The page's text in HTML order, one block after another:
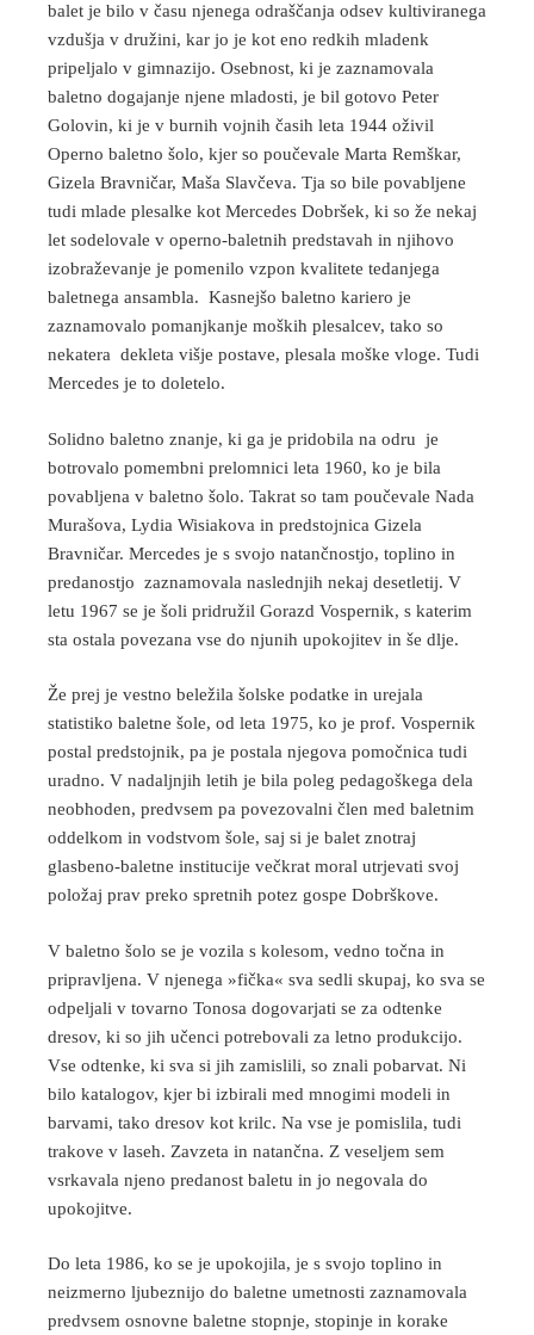
balet je bilo v času njenega odraščanja odsev kultiviranega
vzdušja v družini, kar jo je kot eno redkih mladenk
pripeljalo v gimnazijo. Osebnost, ki je zaznamovala
baletno dogajanje njene mladosti, je bil gotovo Peter
Golovin, ki je v burnih vojnih časih leta 1944 oživil
Operno baletno šolo, kjer so poučevale Marta Remškar,
Gizela Bravničar, Maša Slavčeva. Tja so bile povabljene
tudi mlade plesalke kot Mercedes Dobršek, ki so že nekaj
let sodelovale v operno-baletnih predstavah in njihovo
izobraževanje je pomenilo vzpon kvalitete tedanjega
baletnega ansambla. Kasnejšo baletno kariero je
zaznamovalo pomanjkanje moških plesalcev, tako so
nekatera dekleta višje postave, plesala moške vloge. Tudi
Mercedes je to doletelo.
Solidno baletno znanje, ki ga je pridobila na odru je
botrovalo pomembni prelomnici leta 1960, ko je bila
povabljena v baletno šolo. Takrat so tam poučevale Nada
Murašova, Lydia Wisiakova in predstojnica Gizela
Bravničar. Mercedes je s svojo natančnostjo, toplino in
predanostjo zaznamovala naslednjih nekaj desetletij. V
letu 1967 se je šoli pridružil Gorazd Vospernik, s katerim
sta ostala povezana vse do njunih upokojitev in še dlje.
Že prej je vestno beležila šolske podatke in urejala
statistiko baletne šole, od leta 1975, ko je prof. Vospernik
postal predstojnik, pa je postala njegova pomočnica tudi
uradno. V nadaljnjih letih je bila poleg pedagoškega dela
neobhoden, predvsem pa povezovalni člen med baletnim
oddelkom in vodstvom šole, saj si je balet znotraj
glasbeno-baletne institucije večkrat moral utrjevati svoj
položaj prav preko spretnih potez gospe Dobrškove.
V baletno šolo se je vozila s kolesom, vedno točna in
pripravljena. V njenega »fička« sva sedli skupaj, ko sva se
odpeljali v tovarno Tonosa dogovarjati se za odtenke
dresov, ki so jih učenci potrebovali za letno produkcijo.
Vse odtenke, ki sva si jih zamislili, so znali pobarvat. Ni
bilo katalogov, kjer bi izbirali med mnogimi modeli in
barvami, tako dresov kot krilc. Na vse je pomislila, tudi
trakove v laseh. Zavzeta in natančna. Z veseljem sem
vsrkavala njeno predanost baletu in jo negovala do
upokojitve.
Do leta 1986, ko se je upokojila, je s svojo toplino in
neizmerno ljubeznijo do baletne umetnosti zaznamovala
predvsem osnovne baletne stopnje, stopinje in korake